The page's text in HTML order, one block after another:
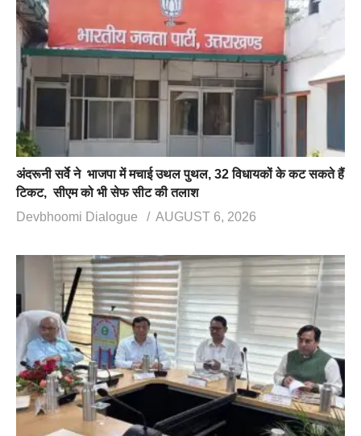
अंदरूनी सर्वे ने भाजपा में मचाई उथल पुथल, 32 विधायकों के कट सकते हैं
टिकट, सीएम को भी सेफ सीट की तलाश
Devbhoomi Dialogue
AUGUST 6, 2026